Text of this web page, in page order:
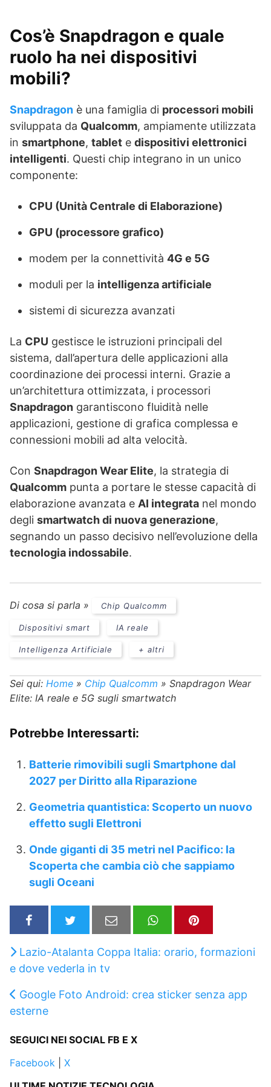
Cos’è Snapdragon e quale
ruolo ha nei dispositivi
mobili?
Snapdragon è una famiglia di processori mobili
sviluppata da Qualcomm, ampiamente utilizzata
in smartphone, tablet e dispositivi elettronici
intelligenti. Questi chip integrano in un unico
componente:
CPU (Unità Centrale di Elaborazione)
GPU (processore grafico)
modem per la connettività 4G e 5G
moduli per la intelligenza artificiale
sistemi di sicurezza avanzati
La CPU gestisce le istruzioni principali del
sistema, dall’apertura delle applicazioni alla
coordinazione dei processi interni. Grazie a
un’architettura ottimizzata, i processori
Snapdragon garantiscono fluidità nelle
applicazioni, gestione di grafica complessa e
connessioni mobili ad alta velocità.
Con Snapdragon Wear Elite, la strategia di
Qualcomm punta a portare le stesse capacità di
elaborazione avanzata e AI integrata nel mondo
degli smartwatch di nuova generazione,
segnando un passo decisivo nell’evoluzione della
tecnologia indossabile.
Di cosa si parla » Chip Qualcomm
Dispositivi smart IA reale
Intelligenza Artificiale + altri
Sei qui: Home » Chip Qualcomm » Snapdragon Wear
Elite: IA reale e 5G sugli smartwatch
Potrebbe Interessarti:
Batterie rimovibili sugli Smartphone dal
2027 per Diritto alla Riparazione
Geometria quantistica: Scoperto un nuovo
effetto sugli Elettroni
Onde giganti di 35 metri nel Pacifico: la
Scoperta che cambia ciò che sappiamo
sugli Oceani
Lazio-Atalanta Coppa Italia: orario, formazioni
e dove vederla in tv
Google Foto Android: crea sticker senza app
esterne
SEGUICI NEI SOCIAL FB E X
Facebook
X